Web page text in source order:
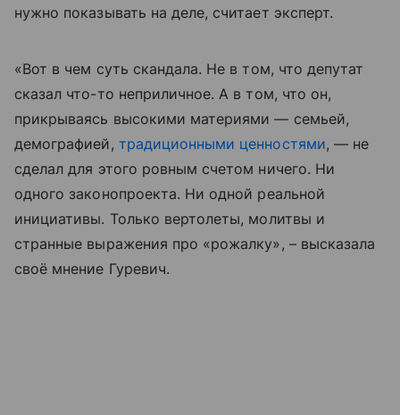
нужно показывать на деле, считает эксперт.
«Вот в чем суть скандала. Не в том, что депутат
сказал что-то неприличное. А в том, что он,
прикрываясь высокими материями — семьей,
демографией, традиционными ценностями, — не
сделал для этого ровным счетом ничего. Ни
одного законопроекта. Ни одной реальной
инициативы. Только вертолеты, молитвы и
странные выражения про «рожалку», – высказала
своё мнение Гуревич.